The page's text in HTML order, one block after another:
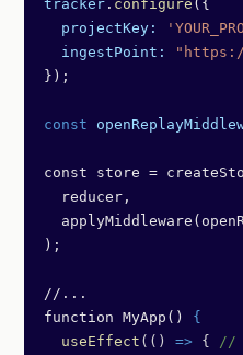
tracker . configure ({
  projectKey:
  ingestPoint:
"https://
});
const
const store =
  reducer,
);
//...
function MyApp() {
  useEffect
(() => { //